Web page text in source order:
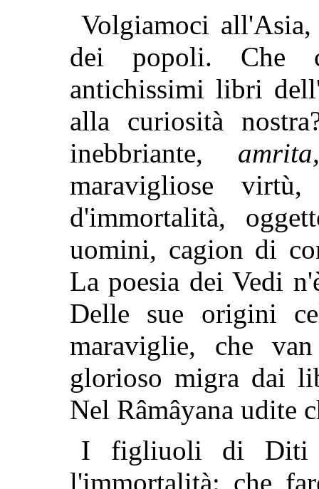
Volgiamoci
dei popoli. Che
antichissimi libri
alla curiosità
inebbriante,
maravigliose
d'immortalità,
uomini, cagion di
La poesia dei Vedi
Delle sue origini
maraviglie, che
glorioso migra dai
Nel Râmâyana udite
I figliuoli di Diti
l'immortalità: che